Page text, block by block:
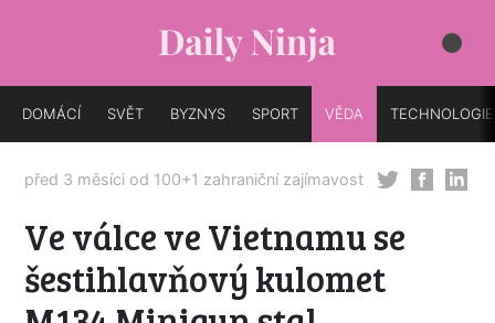
DOMÁCÍ SVĚT BYZNYS SPORT VĚDA TECHNOLOGIE
před 3 měsíci od 100+1 zahraniční zajímavost
Ve válce ve Vietnamu se
šestihlavňový kulomet